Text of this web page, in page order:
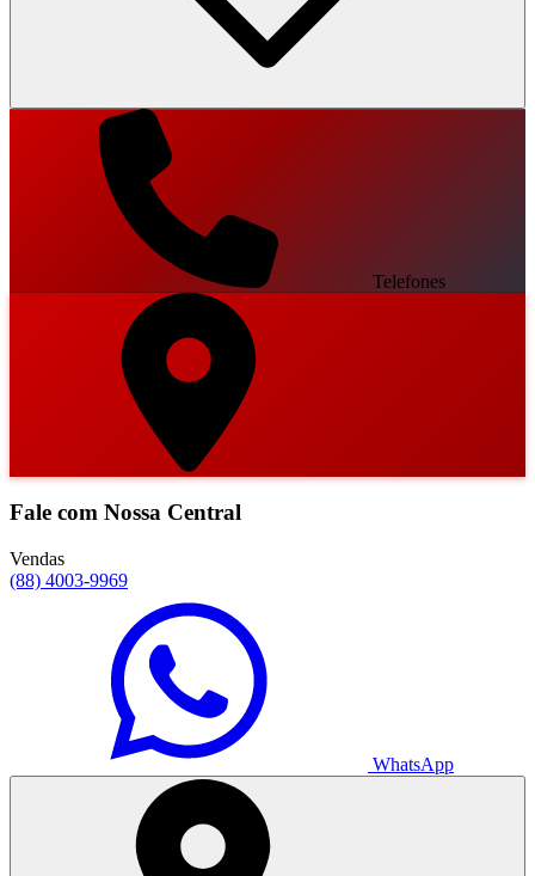
Telefones
Fale com Nossa Central
Vendas
(88) 4003-9969
WhatsApp